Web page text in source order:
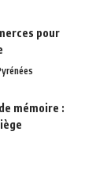
pour
mémoire :